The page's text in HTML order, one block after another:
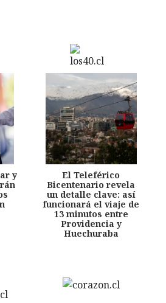
y
El Teleférico
Bicentenario revela
un detalle clave: así
funcionará el viaje de
13 minutos entre
Providencia y
Huechuraba